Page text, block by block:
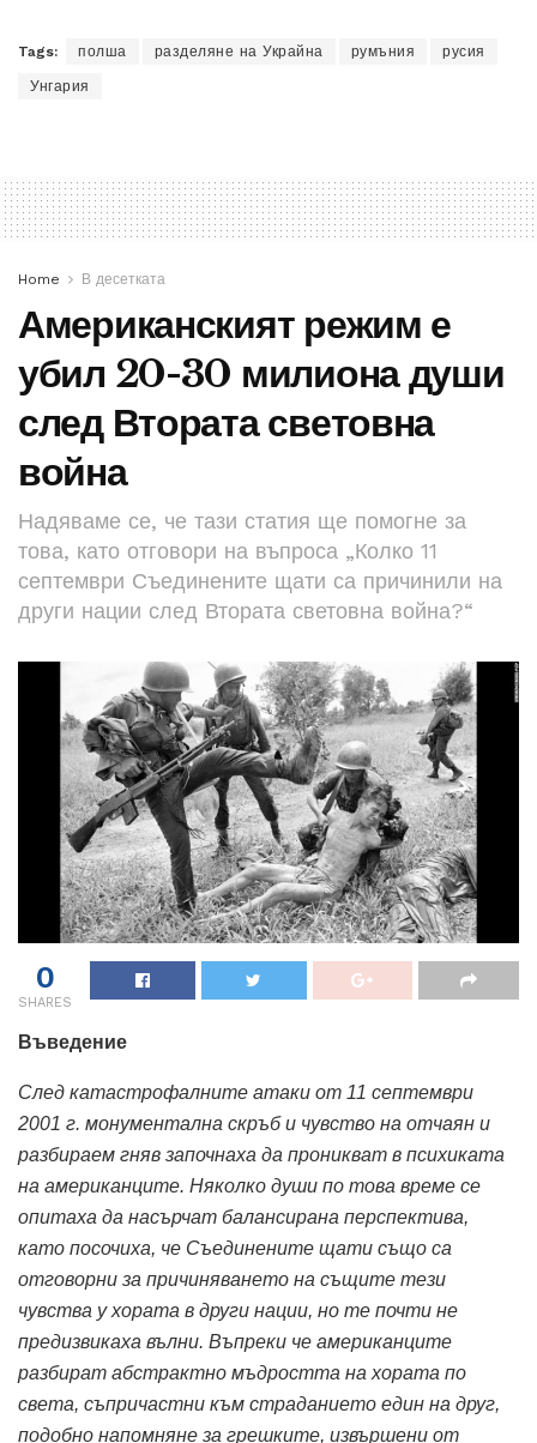
Tags: полша разделяне на Украйна румъния русия
Унгария
Home В десетката
Американският режим е
убил 20-30 милиона души
след Втората световна
война
Надяваме се, че тази статия ще помогне за
това, като отговори на въпроса „Колко 11
септември Съединените щати са причинили на
други нации след Втората световна война?“
0
SHARES
Въведение
След катастрофалните атаки от 11 септември
2001 г. монументална скръб и чувство на отчаян и
разбираем гняв започнаха да проникват в психиката
на американците. Няколко души по това време се
опитаха да насърчат балансирана перспектива,
като посочиха, че Съединените щати също са
отговорни за причиняването на същите тези
чувства у хората в други нации, но те почти не
предизвикаха вълни. Въпреки че американците
разбират абстрактно мъдростта на хората по
света, съпричастни към страданието един на друг,
подобно напомняне за грешките, извършени от